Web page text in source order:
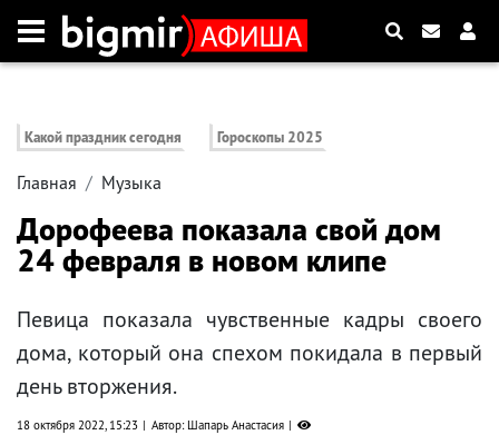
Какой праздник сегодня Гороскопы 2025
Главная Музыка
Дорофеева показала свой дом
24 февраля в новом клипе
Певица показала чувственные кадры своего
дома, который она спехом покидала в первый
день вторжения.
18 октября 2022, 15:23 Автор: Шапарь Анастасия